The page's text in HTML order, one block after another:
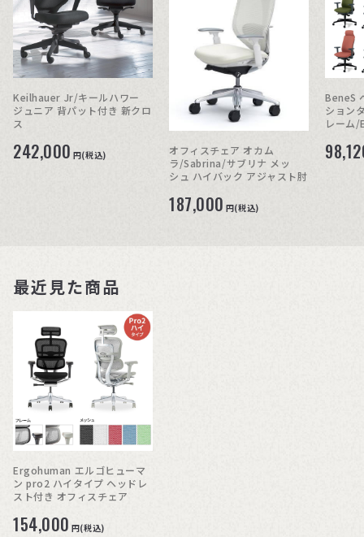
Keilhauer Jr/キールハワー
ジュニア 背パット付き 新クロ
ス
242,000 円(税込)
オフィスチェア オカム
ラ/Sabrina/サブリナ メッ
シュ ハイバック アジャスト肘
187,000 円(税込)
BeneS
ション
レーム/
最近見た商品
Ergohuman エルゴヒューマ
ン pro2 ハイタイプ ヘッドレ
スト付き オフィスチェア
154,000 円(税込)